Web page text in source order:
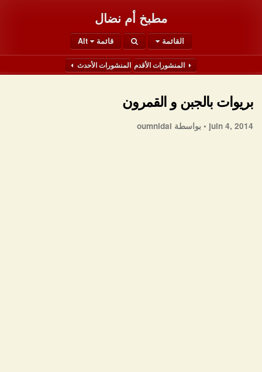
مطبخ أم نضال
القائمة قائمة Alt
المنشورات الأقدم المنشورات الأحدث
بريوات بالجبن و القمرون
juin 4, 2014 • بواسطة oumnidal